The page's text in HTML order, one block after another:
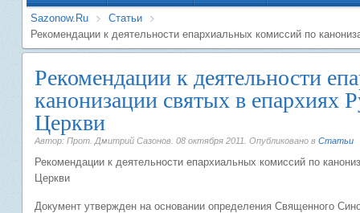
Sazonow.Ru
Статьи
Рекомендации к деятельности епархиальных комиссий по
Рекомендации к деятельности
канонизации святых в епархиях
Церкви
Автор: Прот. Дмитрий Сазонов. 08 октября 2011 . Опубликовано в Статьи
Рекомендации к деятельности епархиальных комиссий по
Церкви
Документ утвержден на основании определения Священного